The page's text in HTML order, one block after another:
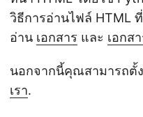
วิธีการอ่านไฟล์ HTML
อ่าน เอกสาร และ เอกส
นอกจากนี้คุณสามารถตั้
เรา.